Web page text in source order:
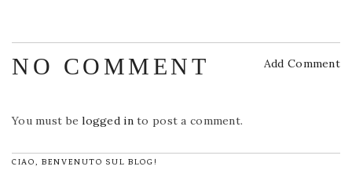
NO COMMENT Add Comment
You must belogged into post a comment.
CIAO, BENVENUTO SUL BLOG!